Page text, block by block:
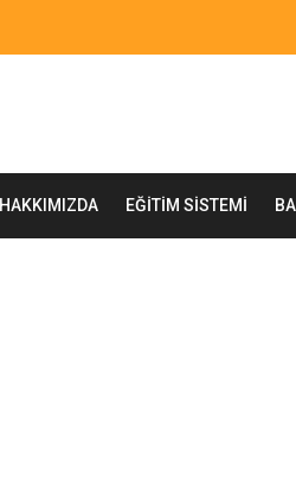
HAKKIMIZDA EĞITIM SISTEMI